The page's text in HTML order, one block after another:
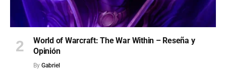
World of Warcraft: The War Within – Reseña y
Opinión
By Gabriel